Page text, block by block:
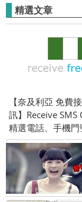
精選文章
【奈及利亞 免費
訊】Receive SMS
精選電話、手機